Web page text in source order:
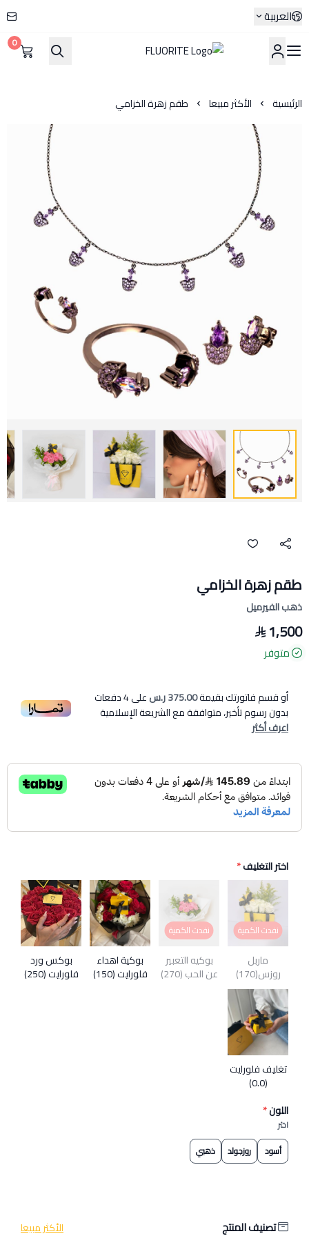
العربية
FLUORITE
0
الرئيسية الأكثر مبيعا طقم زهرة الخزامي
طقم زهرة الخزامي
ذهب الفيرميل
1,500
متوفر
أو قسم فاتورتك بقيمة375.00 ر.س على4دفعات
بدون رسوم تأخير، متوافقة مع الشريعة الإسلامية
اعرف أكثر
اختر التغليف*
نفدت الكمية
ماربل
روزس(170)
نفدت الكمية
بوكيه التعبير
عن الحب (270)
بوكية اهداء
فلورايت (150)
بوكس ورد
فلورايت (250)
تغليف فلورايت
(0.0)
اللون*
اختر
أسود روزجولد ذهبي
تصنيف المنتج الأكثر مبيعا